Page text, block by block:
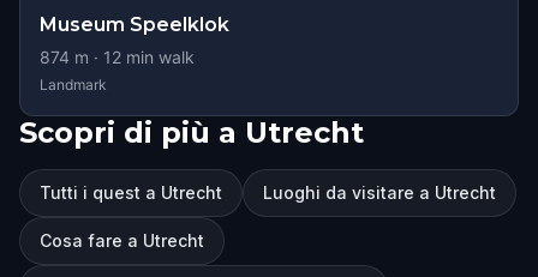
Museum Speelklok
874 m · 12 min walk
Landmark
Scopri di più a Utrecht
Tutti i quest a Utrecht Luoghi da visitare a Utrecht
Cosa fare a Utrecht